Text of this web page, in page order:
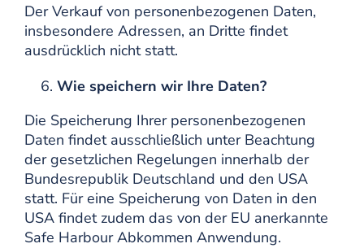
Der Verkauf von personenbezogenen Daten,
insbesondere Adressen, an Dritte findet
ausdrücklich nicht statt.
Wie speichern wir Ihre Daten?
Die Speicherung Ihrer personenbezogenen
Daten findet ausschließlich unter Beachtung
der gesetzlichen Regelungen innerhalb der
Bundesrepublik Deutschland und den USA
statt. Für eine Speicherung von Daten in den
USA findet zudem das von der EU anerkannte
Safe Harbour Abkommen Anwendung.